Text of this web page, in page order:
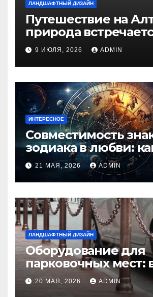
ЛАНДШАФТНЫЙ ДИЗАЙН
Путешествие на
природа
духом приключений
9 ИЮЛЯ, 2026 ADMIN
ИНТЕРЕСНОЕ
Совместимость
зодиака в любви:
идеальную пару и
избежать
21 МАЯ, 2026 ADMIN
ЛАНДШАФТНЫЙ ДИЗАЙН
Оборудование для
парковочных мест:
функции и нормы
установки
20 МАЯ, 2026 ADMIN